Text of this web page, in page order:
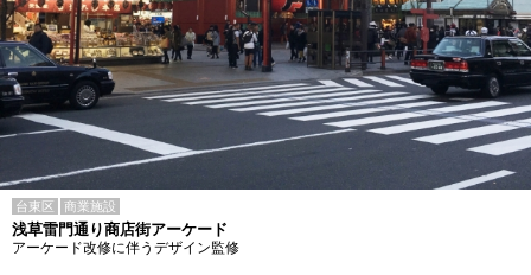
台東区 商業施設
浅草雷門通り商店街アーケード
アーケード改修に伴うデザイン監修